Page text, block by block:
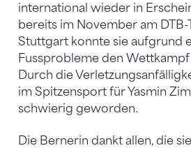
international wieder in
bereits im November am
Stuttgart konnte sie aufgrund
Fussprobleme den
Durch die
im Spitzensport für Yasmin
schwierig geworden.
Die Bernerin dankt allen, die